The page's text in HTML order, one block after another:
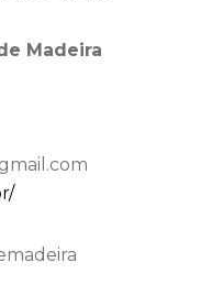
Madeira